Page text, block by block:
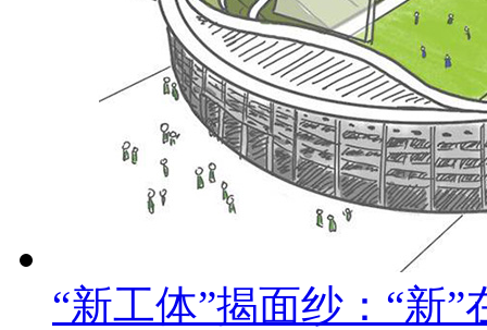
“新工体”揭面纱：“新